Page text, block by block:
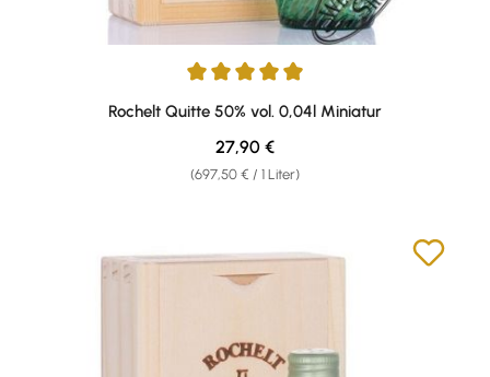
Durchschnittliche Bewertung von 5 von 5 Sternen
Rochelt Quitte 50% vol. 0,04l Miniatur
(697,50 € / 1 Liter)
Regulärer Preis:
27,90 €